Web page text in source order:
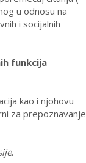
u odnosu na
i socijalnih
funkcija
kao i njohovu
za prepoznavanje
.